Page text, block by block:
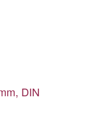
DIN